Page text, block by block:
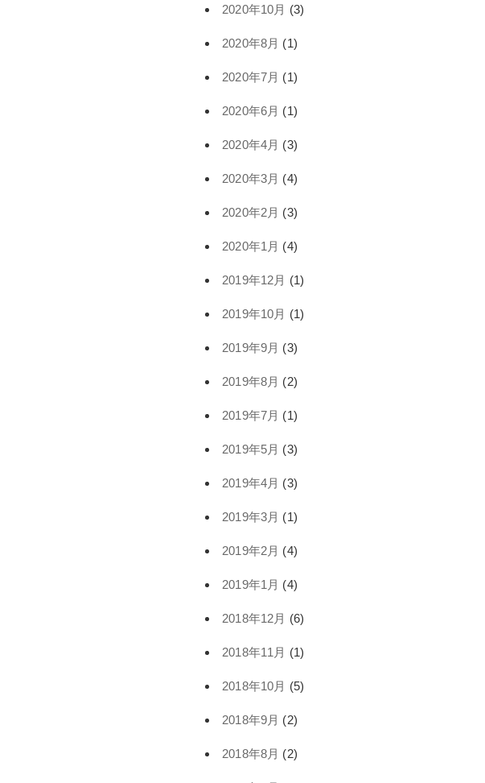
2020年10月 (3)
2020年8月 (1)
2020年7月 (1)
2020年6月 (1)
2020年4月 (3)
2020年3月 (4)
2020年2月 (3)
2020年1月 (4)
2019年12月 (1)
2019年10月 (1)
2019年9月 (3)
2019年8月 (2)
2019年7月 (1)
2019年5月 (3)
2019年4月 (3)
2019年3月 (1)
2019年2月 (4)
2019年1月 (4)
2018年12月 (6)
2018年11月 (1)
2018年10月 (5)
2018年9月 (2)
2018年8月 (2)